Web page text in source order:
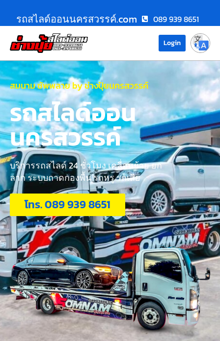
รถสไลด์ออนนครสวรรค์.com 089 939 8651
Login
สมนาม ซัพพลาย by ช่างปุ้ยนครสวรรค์
รถสไลด์ออน
นครสวรรค์
บริการรถสไลด์ 24 ชั่วโมง เคลื่อนย้าย ยก
ลาก ระบบถาดกองพื้น รถหรู รถเสีย
โทร. 089 939 8651